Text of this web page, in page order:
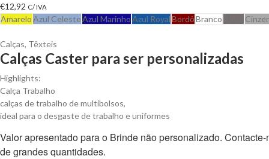
€12,92 C/ IVA
AmareloAzul CelesteAzul MarinhoAzul RoyalBordôBranco
Calças, Têxteis
Calças Caster para ser personalizadas
Highlights:
Calça Trabalho
calças de trabalho de multibolsos,
ideal para o desgaste de trabalho e uniformes
Valor apresentado para o Brinde não personalizado.
de grandes quantidades.